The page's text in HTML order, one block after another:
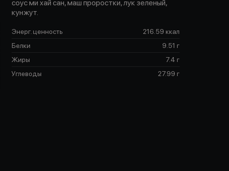
соус ми хай сан, маш проростки, лук зеленый,
кунжут.
Энерг. ценность
216.59 ккал
Белки
9.51 г
Жиры
7.4 г
Углеводы
27.99 г